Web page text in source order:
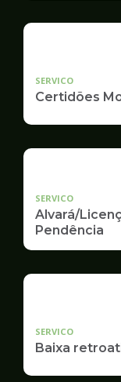
SERVICO
Certidões
SERVICO
Alvará/
Pendência
SERVICO
Baixa